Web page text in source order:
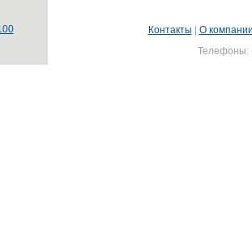
Контакты
О
Телефоны: